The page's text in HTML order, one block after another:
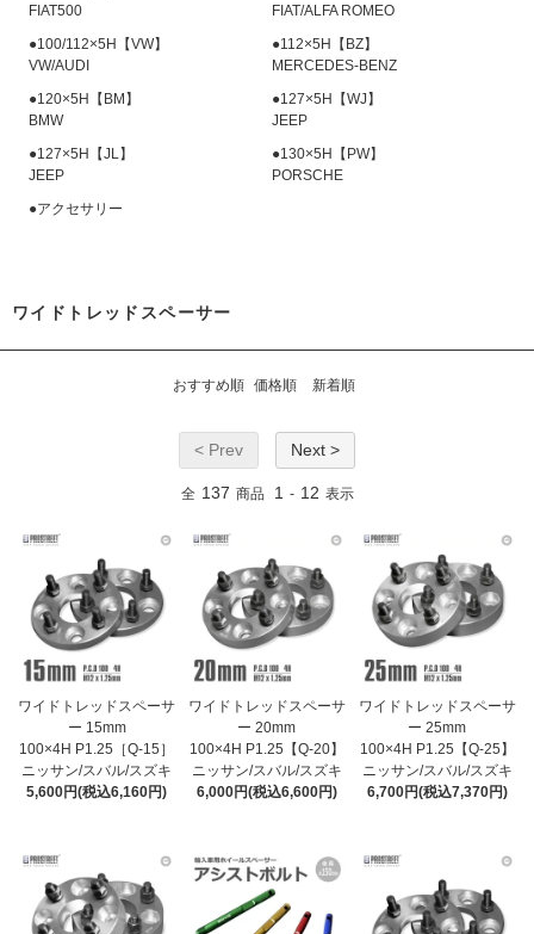
FIAT500
FIAT/ALFA ROMEO
●100/112×5H【VW】
VW/AUDI
●112×5H【BZ】
MERCEDES-BENZ
●120×5H【BM】
BMW
●127×5H【WJ】
JEEP
●127×5H【JL】
JEEP
●130×5H【PW】
PORSCHE
●アクセサリー
ワイドトレッドスペーサー
おすすめ順 価格順 新着順
< Prev Next >
全 137 商品 1 - 12 表示
ワイドトレッドスペーサ
ー 15mm
100×4H P1.25［Q-15］
ニッサン/スバル/スズキ
5,600円(税込6,160円)
ワイドトレッドスペーサ
ー 20mm
100×4H P1.25【Q-20】
ニッサン/スバル/スズキ
6,000円(税込6,600円)
ワイドトレッドスペーサ
ー 25mm
100×4H P1.25【Q-25】
ニッサン/スバル/スズキ
6,700円(税込7,370円)